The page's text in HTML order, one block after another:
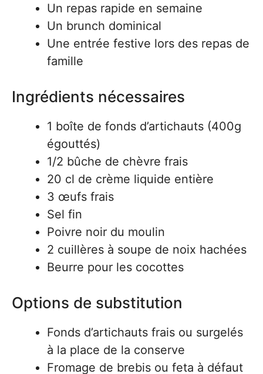
Un repas rapide en semaine
Un brunch dominical
Une entrée festive lors des repas de
famille
Ingrédients nécessaires
1 boîte de fonds d’artichauts (400g
égouttés)
1/2 bûche de chèvre frais
20 cl de crème liquide entière
3 œufs frais
Sel fin
Poivre noir du moulin
2 cuillères à soupe de noix hachées
Beurre pour les cocottes
Options de substitution
Fonds d’artichauts frais ou surgelés
à la place de la conserve
Fromage de brebis ou feta à défaut